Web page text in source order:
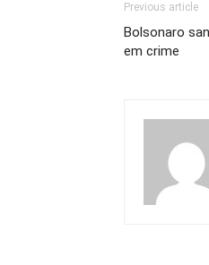
Previous article
Bolsonaro
em crime